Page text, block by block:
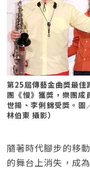
第25屆傳藝金曲獎最佳
團《慢》獲獎，樂團
世揚、李俐錦受獎。
林伯東 攝影）
隨著時代腳步的移
的舞台上消失，成